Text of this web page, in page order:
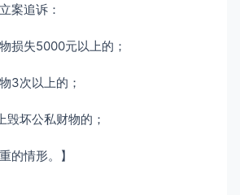
案追诉：
损失5000元以上的；
3次以上的；
毁坏公私财物的；
的情形。】